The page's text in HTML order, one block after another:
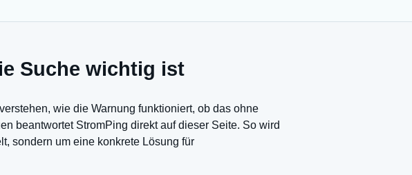
Suche wichtig ist
wie die Warnung funktioniert, ob das ohne
beantwortet StromPing direkt auf dieser Seite. So wird
sondern um eine konkrete Lösung für